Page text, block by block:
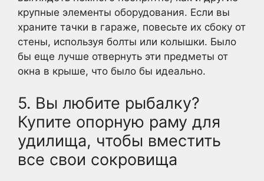
крупные элементы оборудования. Если вы
храните тачки в гараже, повесьте их сбоку от
стены, используя болты или колышки. Было
бы еще лучше отвернуть эти предметы от
окна в крыше, что было бы идеально.
5. Вы любите рыбалку?
Купите опорную раму для
удилища, чтобы вместить
все свои сокровища